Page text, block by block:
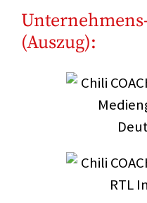
(Auszug):